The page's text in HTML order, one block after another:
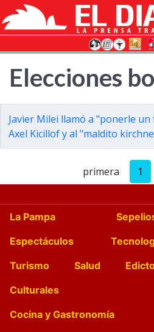
Elecciones
Javier Milei llamó a "ponerle un
Axel Kicillof y al "maldito
primera 1
La Pampa
Espectáculos
Turismo
Salud
Culturales
Cocina y Gastronomía